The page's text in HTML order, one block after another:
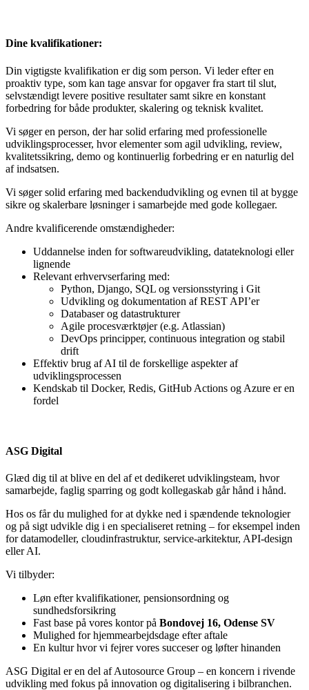
Dine kvalifikationer:
Din vigtigste kvalifikation er dig som person. Vi leder efter en
proaktiv type, som kan tage ansvar for opgaver fra start til slut,
selvstændigt levere positive resultater samt sikre en konstant
forbedring for både produkter, skalering og teknisk kvalitet.
Vi søger en person, der har solid erfaring med professionelle
udviklingsprocesser, hvor elementer som agil udvikling, review,
kvalitetssikring, demo og kontinuerlig forbedring er en naturlig del
af indsatsen.
Vi søger solid erfaring med backendudvikling og evnen til at bygge
sikre og skalerbare løsninger i samarbejde med gode kollegaer.
Andre kvalificerende omstændigheder:
Uddannelse inden for softwareudvikling, datateknologi eller
lignende
Relevant erhvervserfaring med:
Python, Django, SQL og versionsstyring i Git
Udvikling og dokumentation af REST API’er
Databaser og datastrukturer
Agile procesværktøjer (e.g. Atlassian)
DevOps principper, continuous integration og stabil
drift
Effektiv brug af AI til de forskellige aspekter af
udviklingsprocessen
Kendskab til Docker, Redis, GitHub Actions og Azure er en
fordel
ASG Digital
Glæd dig til at blive en del af et dedikeret udviklingsteam, hvor
samarbejde, faglig sparring og godt kollegaskab går hånd i hånd.
Hos os får du mulighed for at dykke ned i spændende teknologier
og på sigt udvikle dig i en specialiseret retning – for eksempel inden
for datamodeller, cloudinfrastruktur, service-arkitektur, API-design
eller AI.
Vi tilbyder:
Løn efter kvalifikationer, pensionsordning og
sundhedsforsikring
Fast base på vores kontor på Bondovej 16, Odense SV
Mulighed for hjemmearbejdsdage efter aftale
En kultur hvor vi fejrer vores succeser og løfter hinanden
ASG Digital er en del af Autosource Group – en koncern i rivende
udvikling med fokus på innovation og digitalisering i bilbranchen.